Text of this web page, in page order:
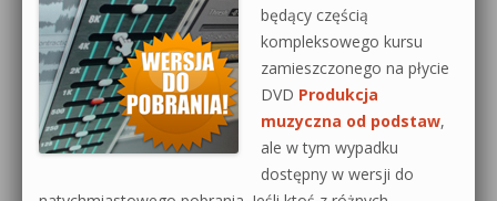
Dubstep z syntezatorem Massive
Kontakt 5 Kompendium
Pakiety
Archiwum aktualności
Polityka prywatności
Regulamin
Działanie sklepu internetowego
będący częścią
kompleksowego kursu
zamieszczonego na płycie
DVD Produkcja
muzyczna od podstaw,
ale w tym wypadku
dostępny w wersji do